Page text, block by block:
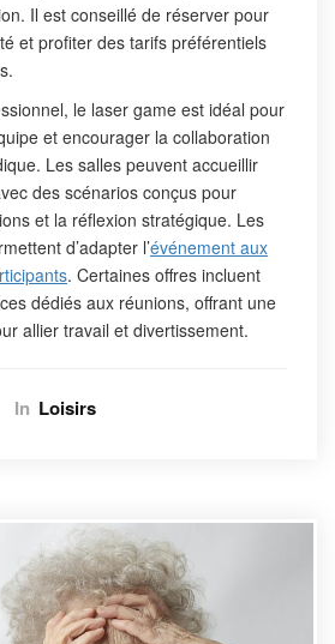
Il est conseillé de réserver pour
et profiter des tarifs préférentiels
le laser game est idéal pour
et encourager la collaboration
Les salles peuvent accueillir
des scénarios conçus pour
et la réflexion stratégique. Les
d’adapter l’événement aux
. Certaines offres incluent
dédiés aux réunions, offrant une
allier travail et divertissement.
In Loisirs